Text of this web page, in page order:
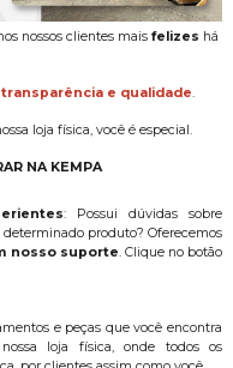
nossos clientes mais felizes há
transparência e qualidade.
loja física, você é especial.
NA KEMPA
: Possui dúvidas sobre
produto? Oferecemos
nosso suporte. Clique no botão
e peças que você encontra
loja física, onde todos os